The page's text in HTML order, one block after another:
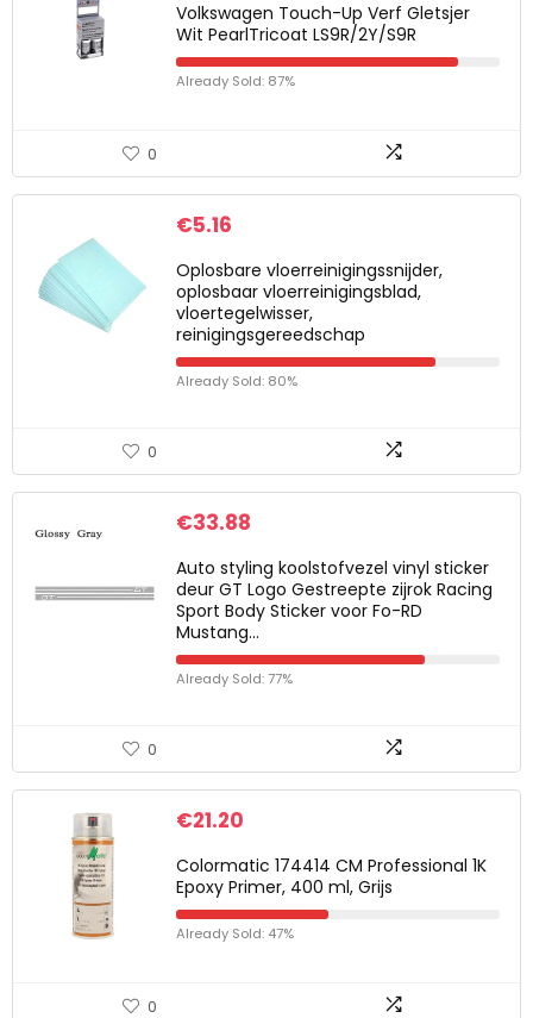
Volkswagen Touch-Up Verf Gletsjer
Wit PearlTricoat LS9R/2Y/S9R
Already Sold: 87%
0
€5.16
Oplosbare vloerreinigingssnijder,
oplosbaar vloerreinigingsblad,
vloertegelwisser,
reinigingsgereedschap
Already Sold: 80%
0
€33.88
Auto styling koolstofvezel vinyl sticker
deur GT Logo Gestreepte zijrok Racing
Sport Body Sticker voor Fo-RD
Mustang…
Already Sold: 77%
0
€21.20
Colormatic 174414 CM Professional 1K
Epoxy Primer, 400 ml, Grijs
Already Sold: 47%
0